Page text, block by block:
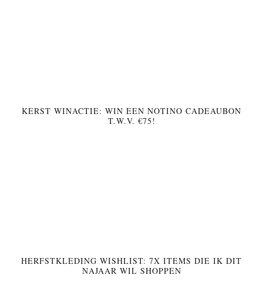
KERST WINACTIE: WIN EEN NOTINO CADEAUBON
T.W.V. €75!
HERFSTKLEDING WISHLIST: 7X ITEMS DIE IK DIT
NAJAAR WIL SHOPPEN